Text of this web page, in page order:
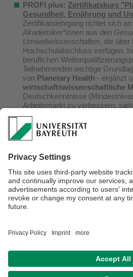
PROFI plus: Zertifikatskurs
Gesundheit, Ernährung und
Zertifikatslehrgang richtet sich an
Akademiker*innen aus den
Umweltwissenschaften, die über
Hochschulabschluss verfügen.
beruflichen
Teilnehmenden wichtige
von Planetary Health - ergänzt
wirtschaftswissenschaftliche
Deutschkenntnisse
Arbeitsmarkt zu verbessern,
auch
Workshopsrund um das Thema
Berufseinstieg sowie ein
den Kurs.